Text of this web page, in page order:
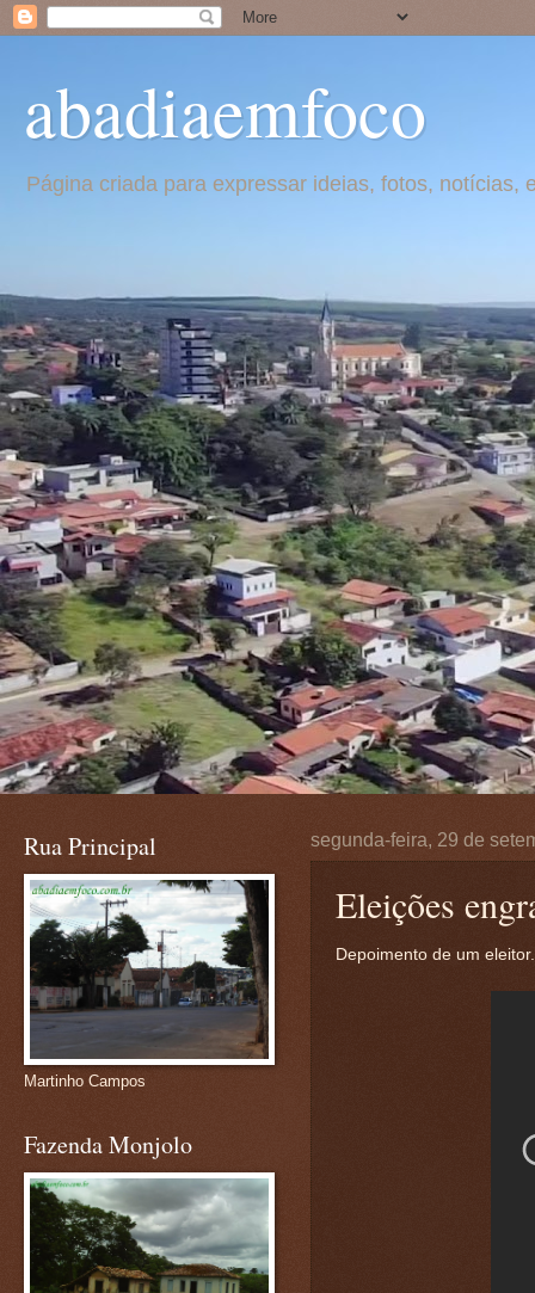
abadiaemfoco
Página criada para expressar ideias, fotos,
segunda-feira, 29 de
Eleições
Depoimento de um
Rua Principal
Martinho Campos
Fazenda Monjolo